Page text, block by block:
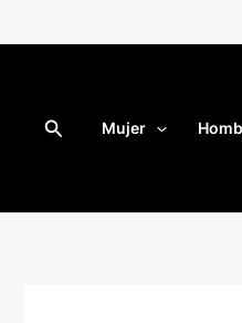
al
BuscarMujer